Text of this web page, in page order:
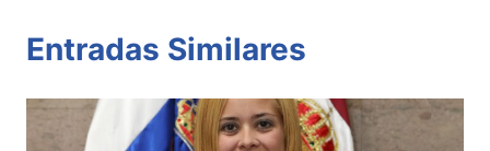
Entradas Similares